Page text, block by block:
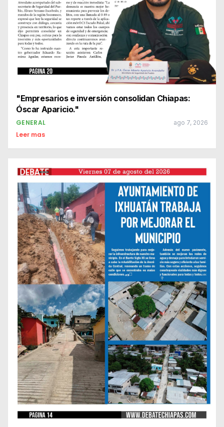
"Empresarios e inversión consolidan Chiapas:
GENERAL ago 7, 2026
Leer mas